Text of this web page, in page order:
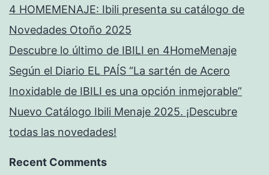
4 HOMEMENAJE: Ibili presenta su catálogo de
Novedades Otoño 2025
Descubre lo último de IBILI en 4HomeMenaje
Según el Diario EL PAÍS “La sartén de Acero
Inoxidable de IBILI es una opción inmejorable”
Nuevo Catálogo Ibili Menaje 2025. ¡Descubre
todas las novedades!
Recent Comments